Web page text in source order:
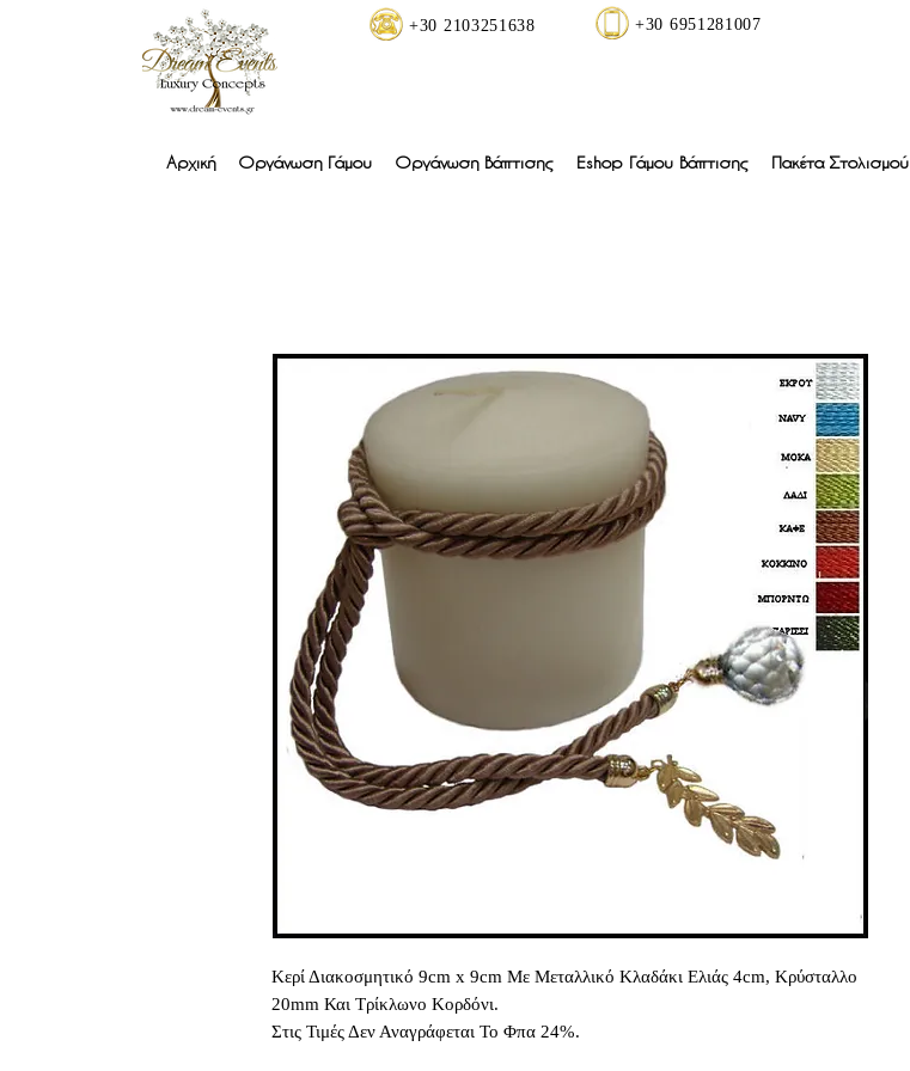
+30 2103251638 +30 6951281007
Αρχική Οργάνωση Γάμου Οργάνωση Βάπτισης Eshop Γάμου Βάπτισης Πακέτα Στολισμού
Κερί Διακοσμητικό 9cm x 9cm Με Μεταλλικό Κλαδάκι Ελιάς 4cm, Κρύσταλλο
20mm Και Τρίκλωνο Κορδόνι.
Στις Τιμές Δεν Αναγράφεται Το Φπα 24%.